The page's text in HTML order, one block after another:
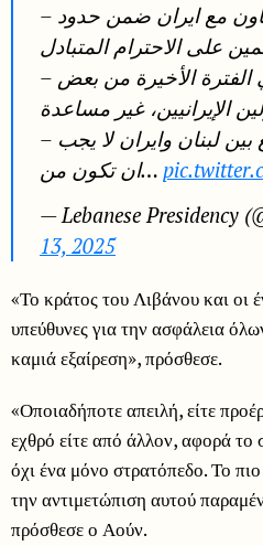
– لبنان راغب في التعاون مع ايران ضمن حدود
– اللغة التي سمعها لبنان في الفترة الأخيرة من بعض
– الصداقة التي نريد ان تجمع بين لبنان وايران لا يجب
ان تكون من…
— Lebanese Presidency
13, 2025
«Το κράτος του Λιβάνου και οι
υπεύθυνες για την ασφάλεια
καμιά εξαίρεση», πρόσθεσε.
«Οποιαδήποτε απειλή, είτε
εχθρό είτε από άλλον, αφορά
όχι ένα μόνο στρατόπεδο. Το
την αντιμετώπιση αυτού
πρόσθεσε ο Αούν.